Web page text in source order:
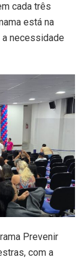
cada três
está na
necessidade
Prevenir
com a